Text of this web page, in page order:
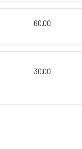
60.00
30.00